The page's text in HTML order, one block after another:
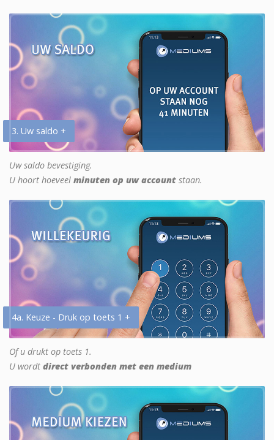
3. Uw saldo +
Uw saldo bevestiging.
U hoort hoeveel minuten op uw account staan.
4a. Keuze - Druk op toets 1 +
Of u drukt op toets 1.
U wordt direct verbonden met een medium